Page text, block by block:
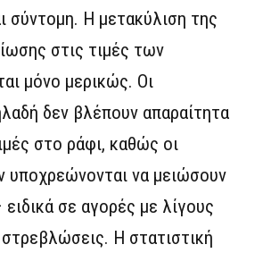
σύντομη. Η μετακύλιση της
στις τιμές των
μόνο μερικώς. Οι
δεν βλέπουν απαραίτητα
στο ράφι, καθώς οι
υποχρεώνονται να μειώσουν
ειδικά σε αγορές με λίγους
Η στατιστική